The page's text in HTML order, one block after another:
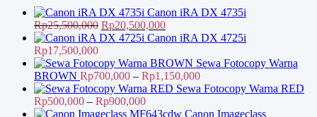
Rp19,000,000.
Canon iRA DX 4735i
Rp25,500,000 Harga
aslinya
Rp25,500,000.
Rp20,500,000Harga
saat
adalah:
Rp20,500,000.
Canon iRA DX 4725i
Rp17,500,000
Sewa Fotocopy Warna
BROWN Rp700,000 – Rp1,150,000Rentang
harga:
hingga
Sewa Fotocopy Warna RED
Rp500,000 – Rp900,000Rentang
harga:
Canon Imageclass